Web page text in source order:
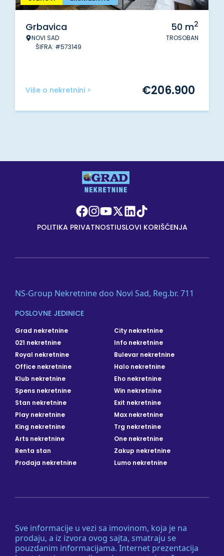
Grbavica
NOVI SAD
ŠIFRA: #573149
50 m2
TROSOBAN
Više o nekretnini > €206.900
POLITIKA PRIVATNOSTIUSLOVI KORIŠĆENJA
Sve informacije u vezi sa imovinom, koja je na
prodaju, a iz izvora ovog sajta, smatraju se
pouzdanim informacijama. Internet prezentacija
NS-Group Nekretnine doo Novi Sad, Reg.br. 711
POSLOVNE JEDINICE
Grad nekretnine
City nekretnine
021 nekretnine
Info nekretnine
Royal nekretnine
Bulevar nekretnine
Office nekretnine
Halo nekretnine
Klub nekretnine
Eho nekretnine
Spens nekretnine
Win nekretnine
Stan nekretnine
Exit nekretnine
Play nekretnine
Max nekretnine
King nekretnine
Trg nekretnine
Arts nekretnine
One nekretnine
Renta stan
Zakup nekretnine
Prodaja nekretnine
Lumo nekretnine